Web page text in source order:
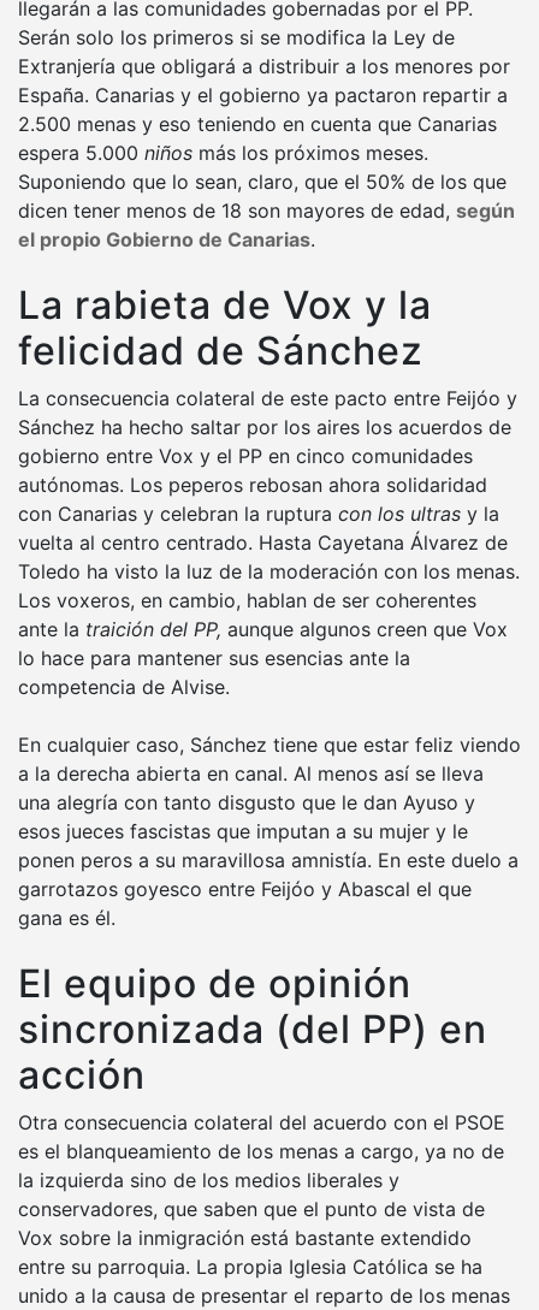
llegarán a las comunidades gobernadas por el PP.
Serán solo los primeros si se modifica la Ley de
Extranjería que obligará a distribuir a los menores por
España. Canarias y el gobierno ya pactaron repartir a
2.500 menas y eso teniendo en cuenta que Canarias
espera 5.000 niños más los próximos meses.
Suponiendo que lo sean, claro, que el 50% de los que
dicen tener menos de 18 son mayores de edad, según
el propio Gobierno de Canarias.
La rabieta de Vox y la
felicidad de Sánchez
La consecuencia colateral de este pacto entre Feijóo y
Sánchez ha hecho saltar por los aires los acuerdos de
gobierno entre Vox y el PP en cinco comunidades
autónomas. Los peperos rebosan ahora solidaridad
con Canarias y celebran la ruptura con los ultras y la
vuelta al centro centrado. Hasta Cayetana Álvarez de
Toledo ha visto la luz de la moderación con los menas.
Los voxeros, en cambio, hablan de ser coherentes
ante la traición del PP, aunque algunos creen que Vox
lo hace para mantener sus esencias ante la
competencia de Alvise.
En cualquier caso, Sánchez tiene que estar feliz viendo
a la derecha abierta en canal. Al menos así se lleva
una alegría con tanto disgusto que le dan Ayuso y
esos jueces fascistas que imputan a su mujer y le
ponen peros a su maravillosa amnistía. En este duelo a
garrotazos goyesco entre Feijóo y Abascal el que
gana es él.
El equipo de opinión
sincronizada (del PP) en
acción
Otra consecuencia colateral del acuerdo con el PSOE
es el blanqueamiento de los menas a cargo, ya no de
la izquierda sino de los medios liberales y
conservadores, que saben que el punto de vista de
Vox sobre la inmigración está bastante extendido
entre su parroquia. La propia Iglesia Católica se ha
unido a la causa de presentar el reparto de los menas